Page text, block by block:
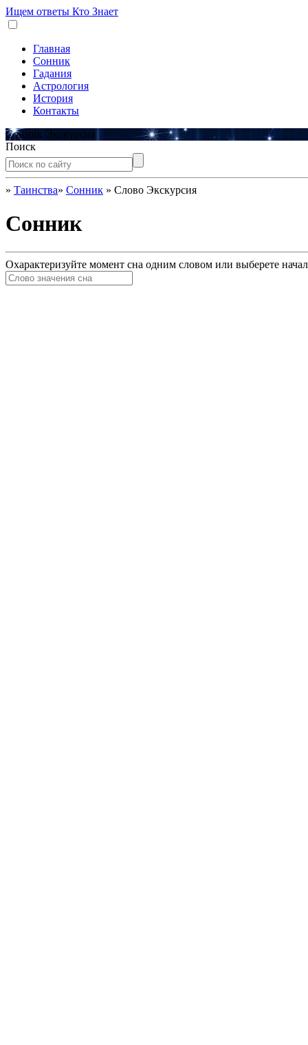
Ищем ответы Кто Знает
Главная
Сонник
Гадания
Астрология
История
Контакты
Сонник Экскурсия
Поиск
» Таинства» Сонник » Слово Экскурсия
Сонник
Охарактеризуйте момент сна одним словом или выберете